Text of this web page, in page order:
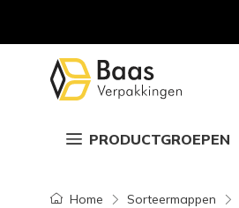
PRODUCTGROEPEN
Home Sorteermappen